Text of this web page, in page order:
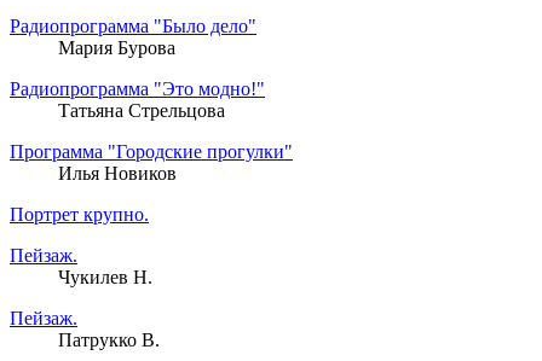
Радиопрограмма "Было дело"
Мария Бурова
Радиопрограмма "Это модно!"
Татьяна Стрельцова
Программа "Городские прогулки"
Илья Новиков
Портрет крупно.
Пейзаж.
Чукилев Н.
Пейзаж.
Патрукко В.